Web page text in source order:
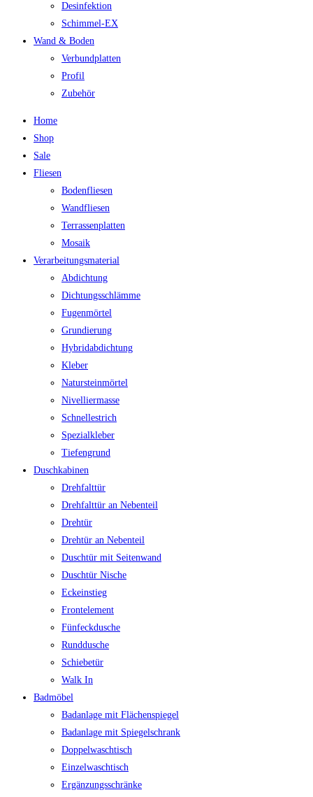
Desinfektion
Schimmel-EX
Wand & Boden
Verbundplatten
Profil
Zubehör
Home
Shop
Sale
Fliesen
Bodenfliesen
Wandfliesen
Terrassenplatten
Mosaik
Verarbeitungsmaterial
Abdichtung
Dichtungsschlämme
Fugenmörtel
Grundierung
Hybridabdichtung
Kleber
Natursteinmörtel
Nivelliermasse
Schnellestrich
Spezialkleber
Tiefengrund
Duschkabinen
Drehfalttür
Drehfalttür an Nebenteil
Drehtür
Drehtür an Nebenteil
Duschtür mit Seitenwand
Duschtür Nische
Eckeinstieg
Frontelement
Fünfeckdusche
Runddusche
Schiebetür
Walk In
Badmöbel
Badanlage mit Flächenspiegel
Badanlage mit Spiegelschrank
Doppelwaschtisch
Einzelwaschtisch
Ergänzungsschränke